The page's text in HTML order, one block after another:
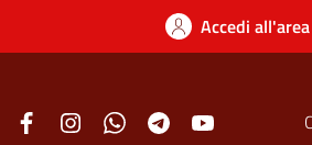
Accedi
FacebookInstagramWhatsappTelegram